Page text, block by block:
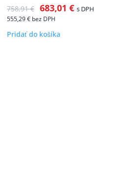
758,91€ 683,01 € s DPH
555,29€ bez DPH
Pridať do košíka